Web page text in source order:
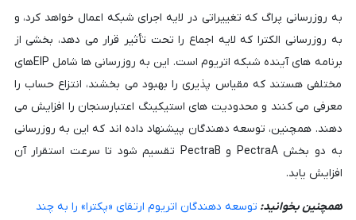
به روزرسانی پراگ که تغییراتی در لایه اجرای شبکه اعمال خواهد کرد، و
به روزرسانی الکترا که لایه اجماع را تحت تأثیر قرار می دهد، بخشی از
برنامه های آینده شبکه اتریوم است. این به روزرسانی ها شامل EIPهای
مختلفی هستند که مقیاس پذیری را بهبود می بخشند، انتزاع حساب را
معرفی می کنند و محدودیت های استیکینگ اعتبارسنجان را افزایش می
دهند. همچنین، توسعه دهندگان پیشنهاد داده اند که این به روزرسانی
به دو بخش PectraA و PectraB تقسیم شود تا سرعت استقرار آن
افزایش یابد.
همچنین بخوانید: توسعه دهندگان اتریوم ارتقای «پکترا» را به چند